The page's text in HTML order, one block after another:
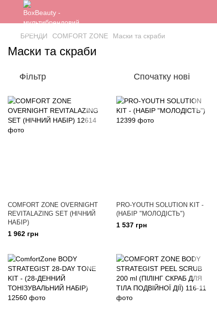
БРЕНДИ COMFORT ZONE Маски та скраби
Маски та скраби
Фільтр Спочатку нові
COMFORT ZONE OVERNIGHT
REVITALAZING SET (НІЧНИЙ
НАБІР)
1 962 грн
PRO-YOUTH SOLUTION KIT -
(НАБІР "МОЛОДІСТЬ")
1 537 грн